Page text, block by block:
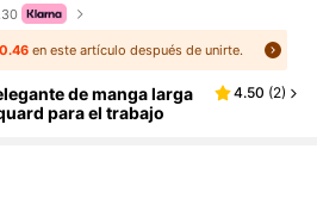
en este artículo después de unirte.
de manga larga
para el trabajo
4.50 (2)